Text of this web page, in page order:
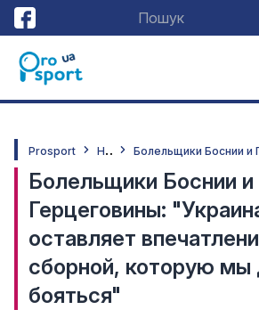
Prosport Н
овини
Болельщики Боснии и
Герцеговины:
оставляет
сборной, которую
бояться"